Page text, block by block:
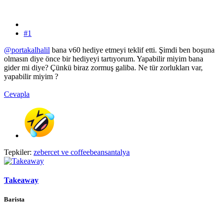
#1
@portakalhalil bana v60 hediye etmeyi teklif etti. Şimdi ben boşuna
olmasın diye önce bir hediyeyi tartıyorum. Yapabilir miyim bana
gider mi diye? Çünkü biraz zormuş galiba. Ne tür zorlukları var,
yapabilir miyim ?
Cevapla
Tepkiler: zebercet ve coffeebeansantalya
Takeaway
Barista